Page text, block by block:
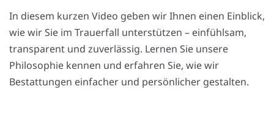
In diesem kurzen Video geben wir Ihnen einen Einblick,
wie wir Sie im Trauerfall unterstützen – einfühlsam,
transparent und zuverlässig. Lernen Sie unsere
Philosophie kennen und erfahren Sie, wie wir
Bestattungen einfacher und persönlicher gestalten.